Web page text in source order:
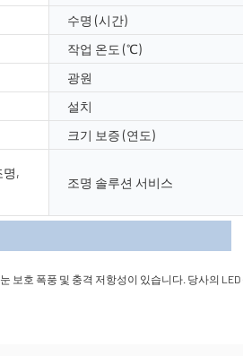
수명 (시간)
작업 온도 (℃)
광원
설치
크기 보증 (연도)
명,
조명 솔루션 서비스
항
보호 폭풍 및 충격 저항성이 있습니다. 당사의